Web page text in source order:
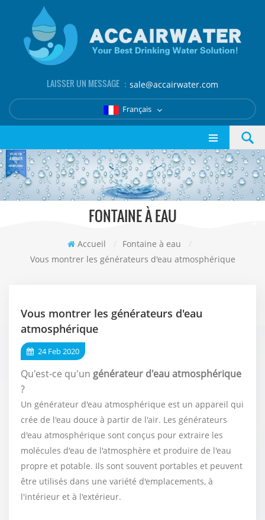
LAISSER UN MESSAGE ： sale@accairwater.com
Français
FONTAINE À EAU
Accueil / Fontaine à eau
/
Vous montrer les générateurs d'eau atmosphérique
Vous montrer les générateurs d'eau
atmosphérique
24 Feb 2020
Qu'est-ce qu'un générateur d'eau atmosphérique
?
Un générateur d'eau atmosphérique est un appareil qui
crée de l'eau douce à partir de l'air. Les générateurs
d'eau atmosphérique sont conçus pour extraire les
molécules d'eau de l'atmosphère et produire de l'eau
propre et potable. Ils sont souvent portables et peuvent
être utilisés dans une variété d'emplacements, à
l'intérieur et à l'extérieur.